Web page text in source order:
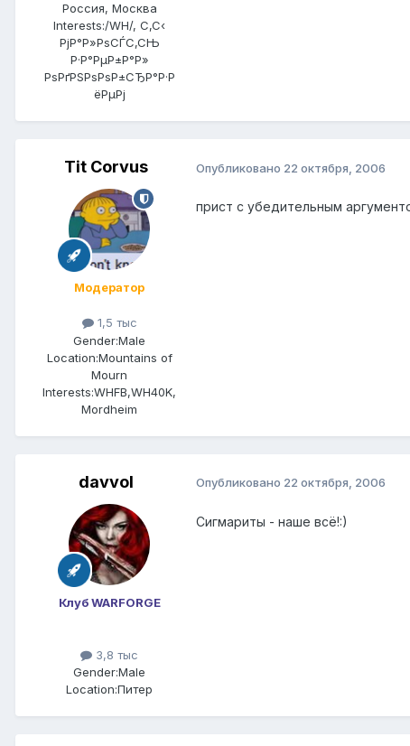
Россия, Москва
Interests:/WH/, С‚С‹
РјР°Р»РѕСЃС‚СЊ
Р·Р°РµР±Р°Р»
РѕРґРЅРѕРѕР±СЂР°Р·Р
ёРµРј
Tit Corvus
Модератор
1,5 тыс
Gender:Male
Location:Mountains of
Mourn
Interests:WHFB,WH40K,
Mordheim
Опубликовано 22 октября, 2006
прист с убедительным
davvol
Клуб WARFORGE
3,8 тыс
Gender:Male
Location:Питер
Опубликовано 22 октября, 2006
Сигмариты - наше всё!:)